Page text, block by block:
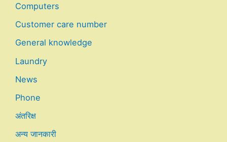
Computers
Customer care number
General knowledge
Laundry
News
Phone
अंतरिक्ष
अन्य जानकारी